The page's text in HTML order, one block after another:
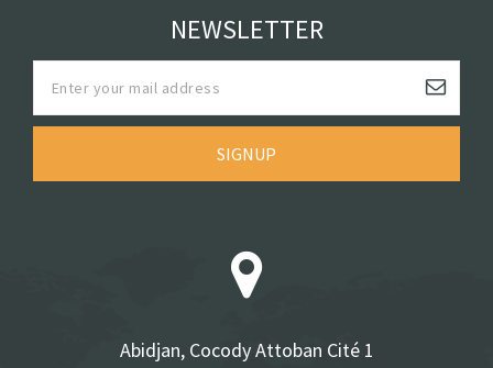
NEWSLETTER
SIGNUP
Abidjan, Cocody Attoban Cité 1